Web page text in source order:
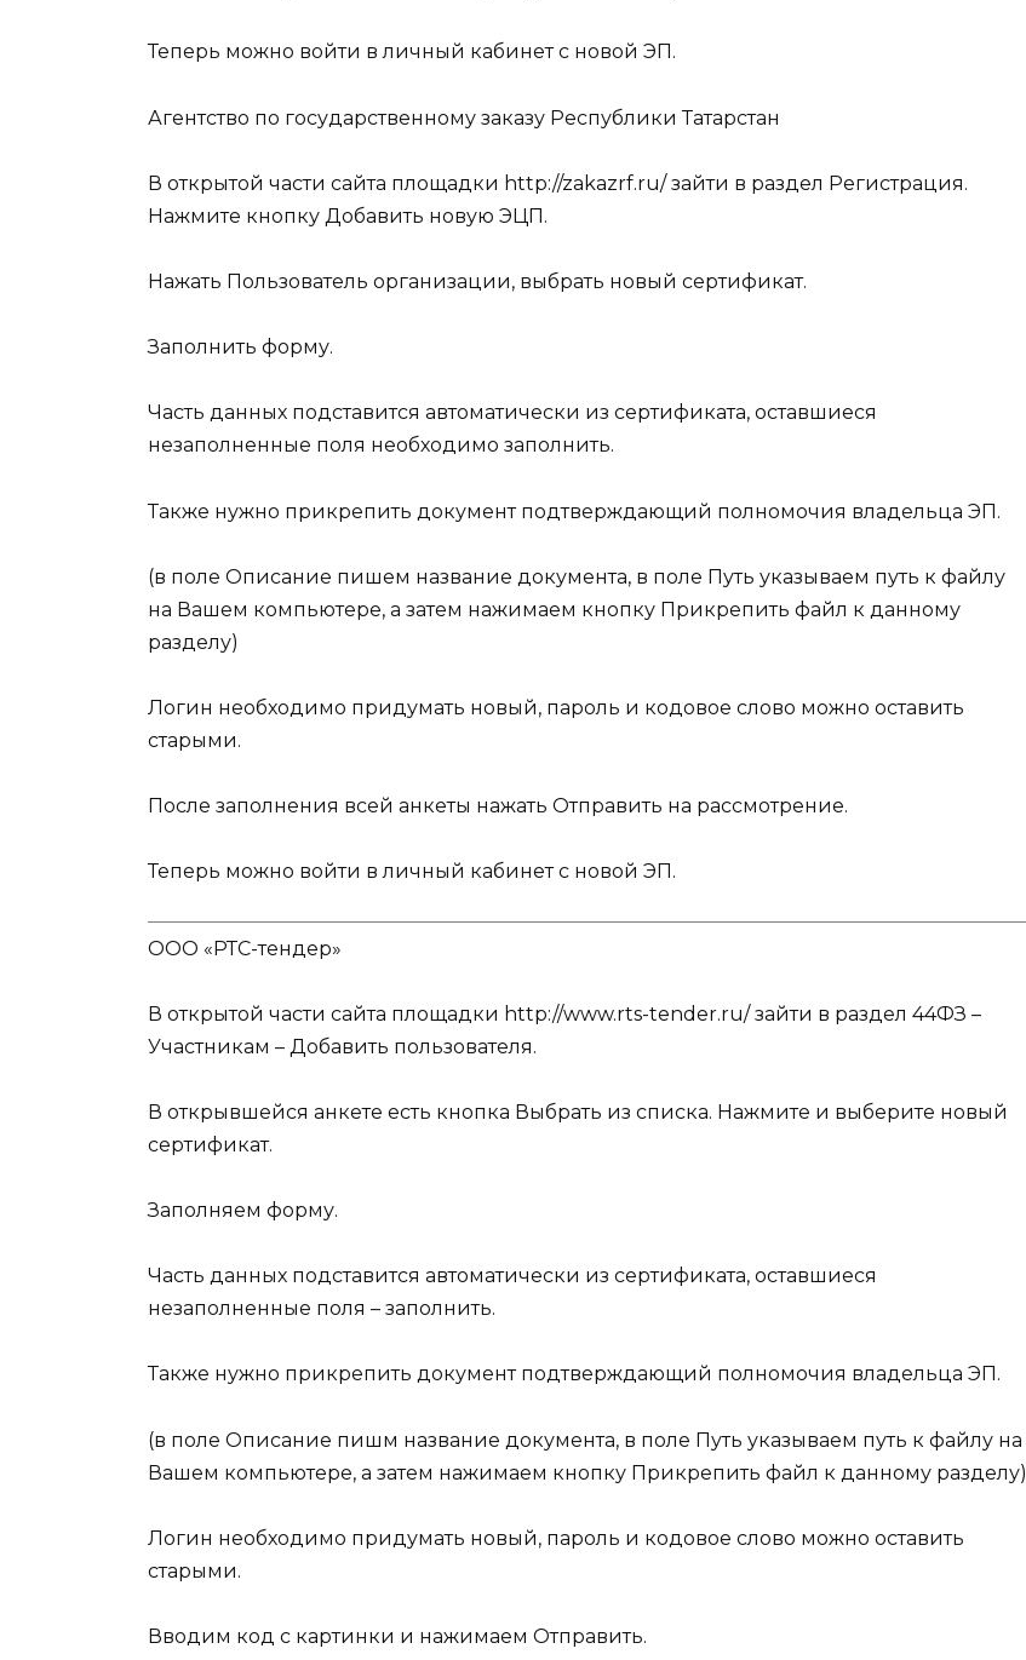
Теперь можно войти в личный кабинет с новой ЭП.
Агентство по государственному заказу Республики Татарстан
В открытой части сайта площадки http://zakazrf.ru/зайти в раздел Регистрация.
Нажмите кнопку Добавить новую ЭЦП.
Нажать Пользователь организации, выбрать новый сертификат.
Заполнить форму.
Часть данных подставится автоматически из сертификата, оставшиеся
незаполненные поля необходимо заполнить.
Также нужно прикрепить документ подтверждающий полномочия владельца ЭП.
(в поле Описание пишем название документа, в поле Путь указываем путь к файлу
на Вашем компьютере, а затем нажимаем кнопку Прикрепить файл к данному
разделу)
Логин необходимо придумать новый, пароль и кодовое слово можно оставить
старыми.
После заполнения всей анкеты нажать Отправить на рассмотрение.
Теперь можно войти в личный кабинет с новой ЭП.
ООО «РТС-тендер»
В открытой части сайта площадки http://www.rts-tender.ru/зайти в раздел 44ФЗ –
Участникам – Добавить пользователя.
В открывшейся анкете есть кнопка Выбрать из списка. Нажмите и выберите новый
сертификат.
Заполняем форму.
Часть данных подставится автоматически из сертификата, оставшиеся
незаполненные поля – заполнить.
Также нужно прикрепить документ подтверждающий полномочия владельца ЭП.
(в поле Описание пишм название документа, в поле Путь указываем путь к файлу на
Вашем компьютере, а затем нажимаем кнопку Прикрепить файл к данному разделу)
Логин необходимо придумать новый, пароль и кодовое слово можно оставить
старыми.
Вводим код с картинки и нажимаем Отправить.